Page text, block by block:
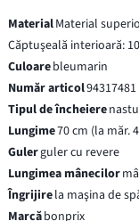
MaterialMaterial
Căptuşeală interioară:
Culoarebleumarin
Număr articol94317481
Tipul de încheiere
Lungime70 cm (la măr.
Gulerguler cu revere
Lungimea mânecilor
Îngrijirela maşina de
Marcăbonprix